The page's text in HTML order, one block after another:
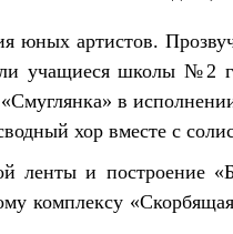
юных артистов.
учащиеся школы №2
в
хор вместе с
ленты и построение
комплексу